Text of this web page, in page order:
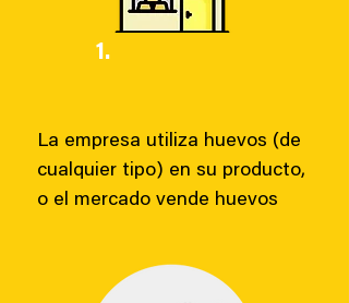
1.
La empresa utiliza huevos (de
cualquier tipo) en su producto,
o el mercado vende huevos